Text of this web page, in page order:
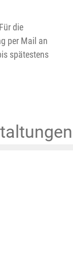
die
per Mail an
spätestens